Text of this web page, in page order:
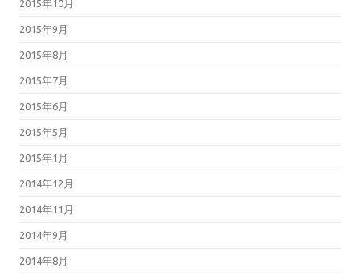
2015年10月
2015年9月
2015年8月
2015年7月
2015年6月
2015年5月
2015年1月
2014年12月
2014年11月
2014年9月
2014年8月